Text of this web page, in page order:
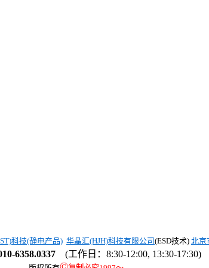
科技(静电产品) 华晶汇(HJH)科技有限公司(ESD技术) 北京
6358.0337 (工作日：8:30-12:00, 13:30-17:30)